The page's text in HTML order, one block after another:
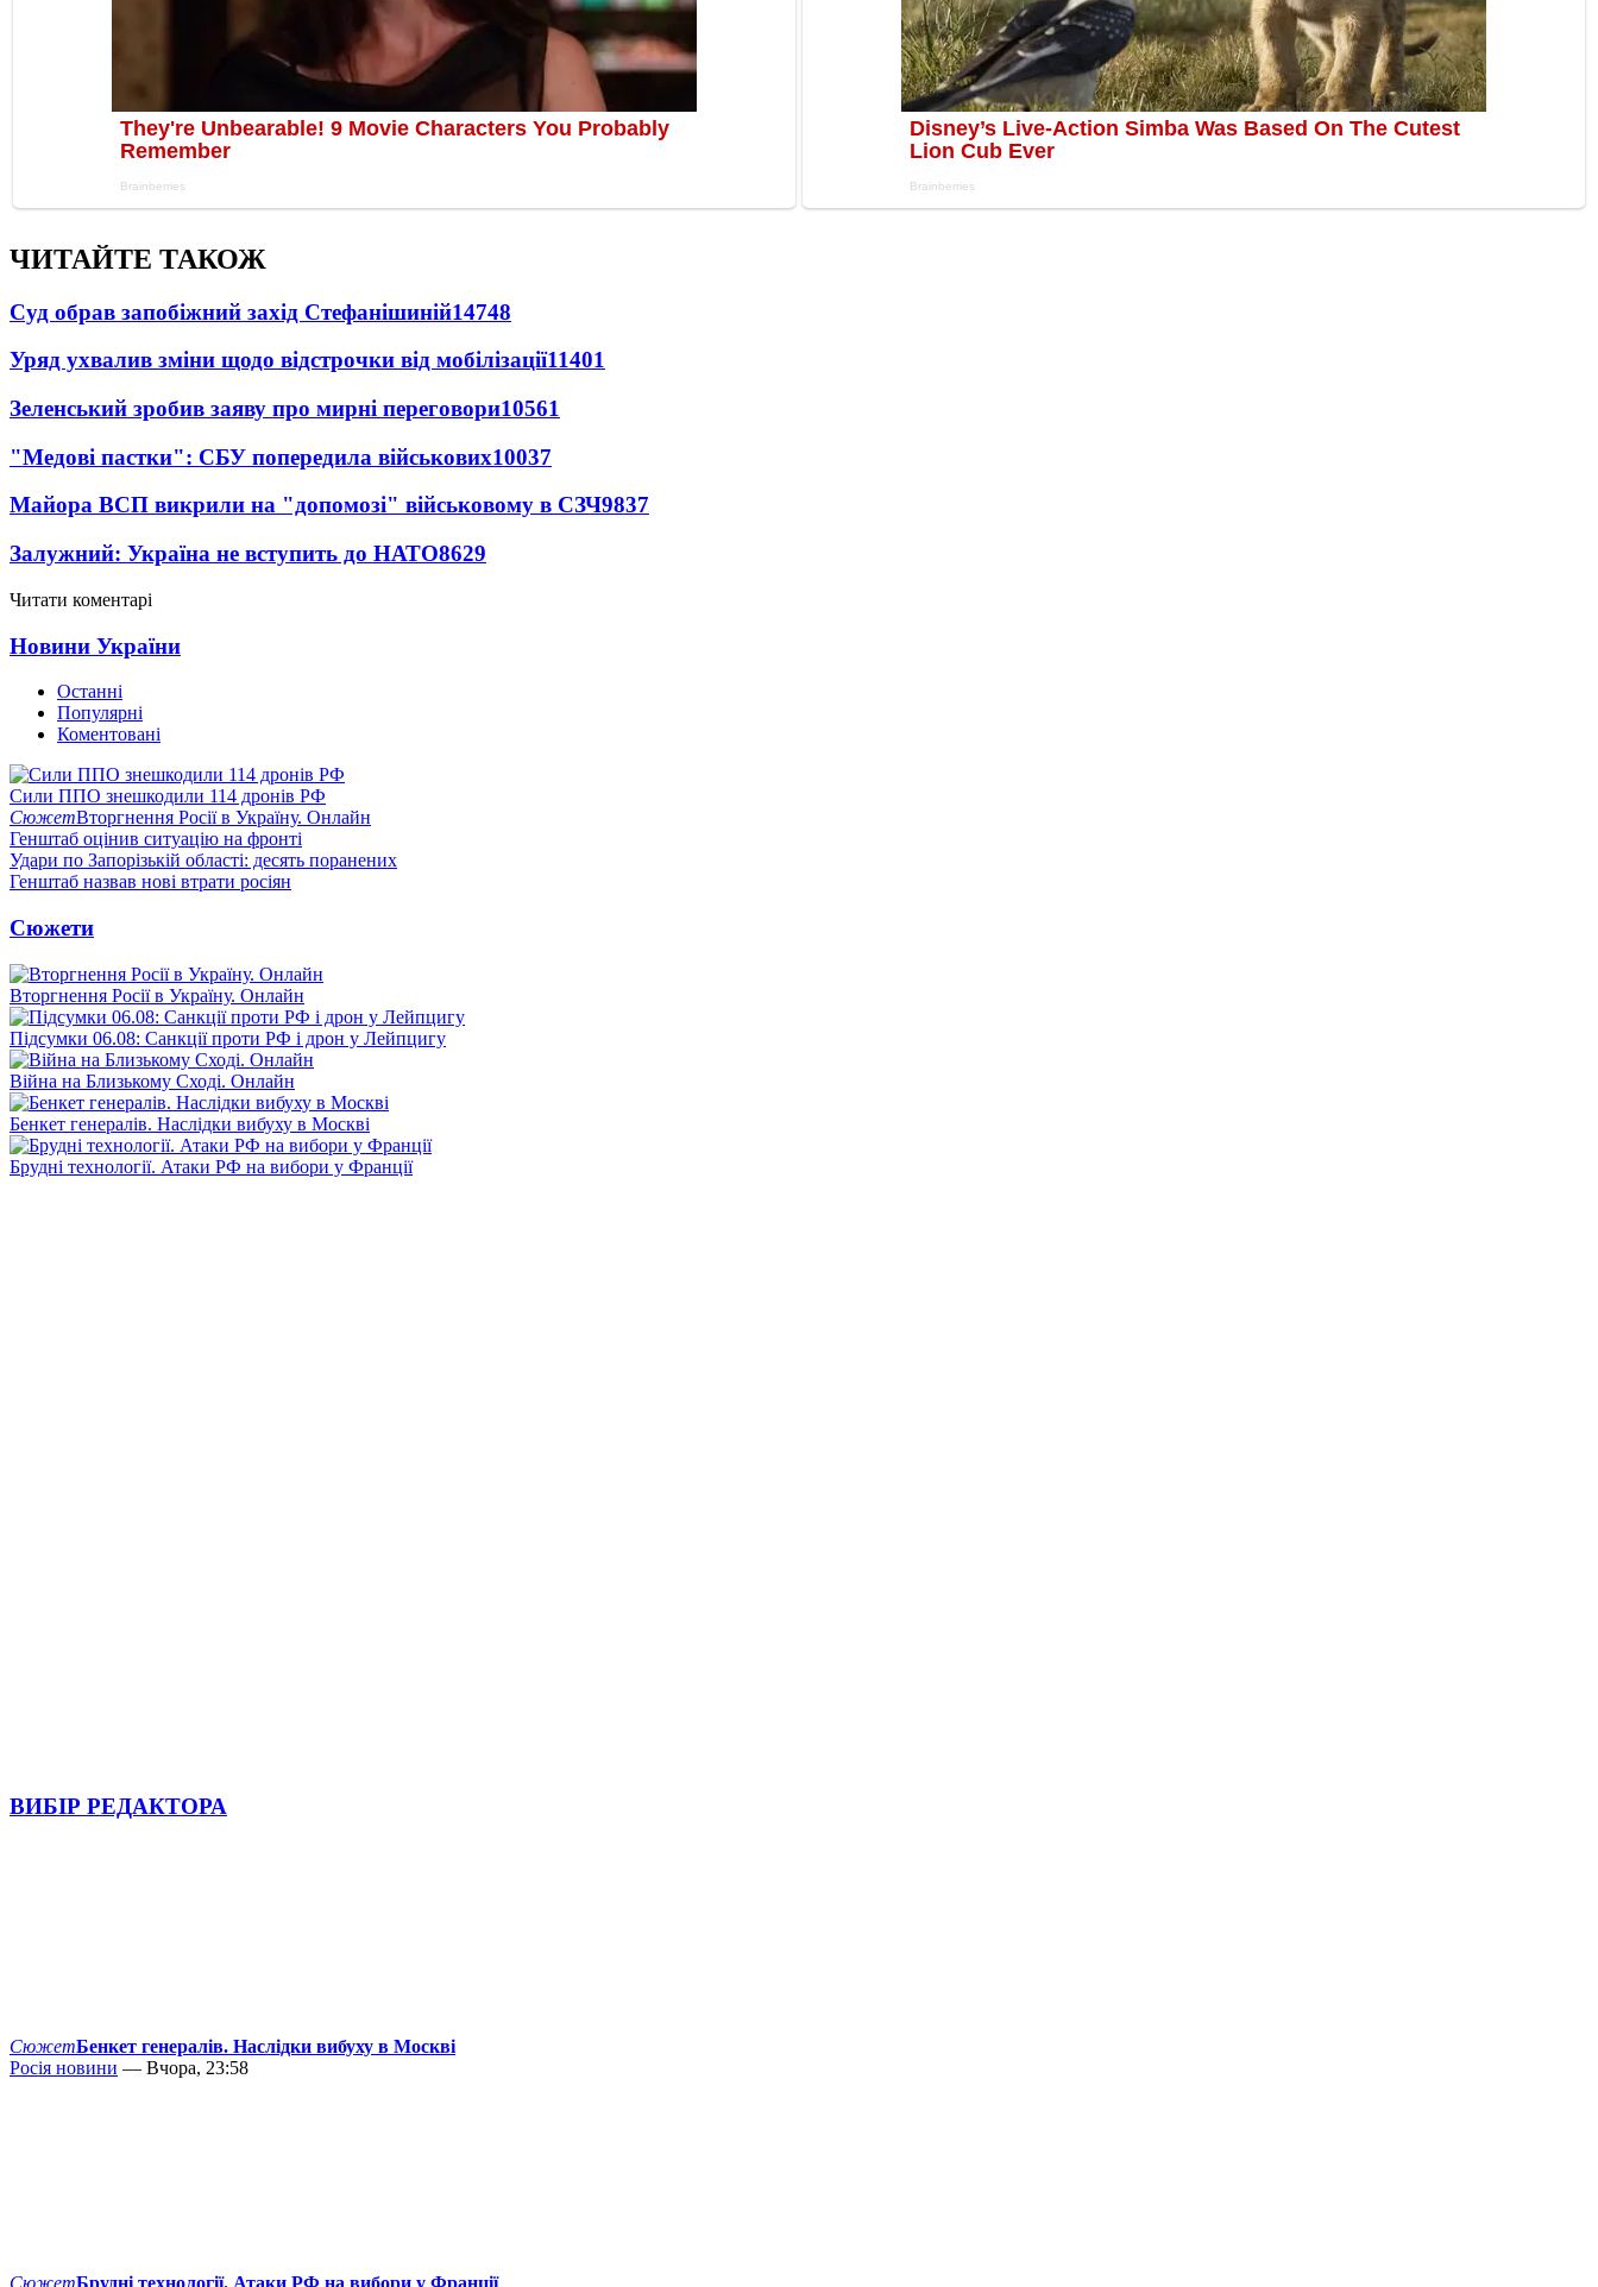
ЧИТАЙТЕ ТАКОЖ
Суд обрав запобіжний захід Стефанішиній14748
Уряд ухвалив зміни щодо відстрочки від мобілізації11401
Зеленський зробив заяву про мирні переговори10561
"Медові пастки": СБУ попередила військових10037
Майора ВСП викрили на "допомозі" військовому в СЗЧ9837
Залужний: Україна не вступить до НАТО8629
Читати коментарі
Новини України
Останні
Популярні
Коментовані
Сили ППО знешкодили 114 дронів РФ
СюжетВторгнення Росії в Україну. Онлайн
Генштаб оцінив ситуацію на фронті
Удари по Запорізькій області: десять поранених
Генштаб назвав нові втрати росіян
Сюжети
Вторгнення Росії в Україну. Онлайн
Підсумки 06.08: Санкції проти РФ і дрон у Лейпцигу
Війна на Близькому Сході. Онлайн
Бенкет генералів. Наслідки вибуху в Москві
Брудні технології. Атаки РФ на вибори у Франції
ВИБІР РЕДАКТОРА
СюжетБенкет генералів. Наслідки вибуху в Москві
Росія новини — Вчора, 23:58